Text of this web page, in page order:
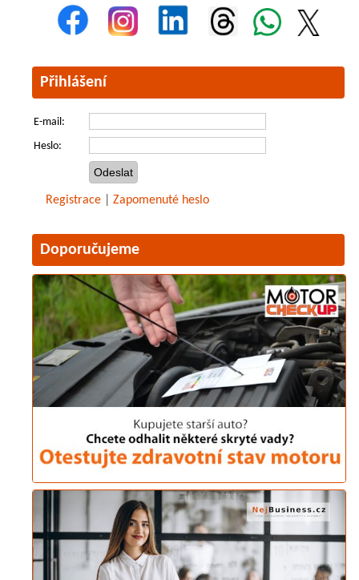
Přihlášení
E-mail:
Heslo:
Registrace Zapomenuté heslo
Doporučujeme